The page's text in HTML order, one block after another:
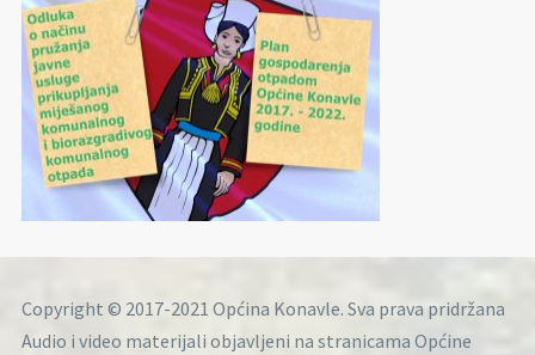
Copyright © 2017-2021 Općina Konavle. Sva prava pridržana
Audio i video materijali objavljeni na stranicama Općine